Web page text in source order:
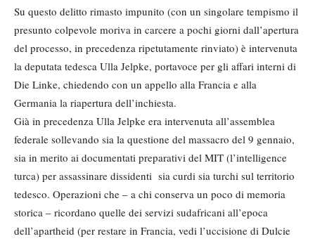
Su questo delitto rimasto impunito (con un singolare tempismo il
presunto colpevole moriva in carcere a pochi giorni dall’apertura
del processo, in precedenza ripetutamente rinviato) è intervenuta
la deputata tedesca Ulla Jelpke, portavoce per gli affari interni di
Die Linke, chiedendo con un appello alla Francia e alla
Germania la riapertura dell’inchiesta.
Già in precedenza Ulla Jelpke era intervenuta all’assemblea
federale sollevando sia la questione del massacro del 9 gennaio,
sia in merito ai documentati preparativi del MIT (l’intelligence
turca) per assassinare dissidenti sia curdi sia turchi sul territorio
tedesco. Operazioni che – a chi conserva un poco di memoria
storica – ricordano quelle dei servizi sudafricani all’epoca
dell’apartheid (per restare in Francia, vedi l’uccisione di Dulcie